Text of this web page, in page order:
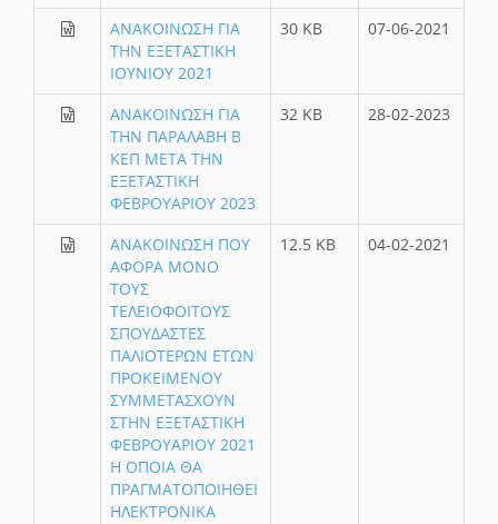
ΑΝΑΚΟΙΝΩΣΗ ΓΙΑ
ΤΗΝ ΕΞΕΤΑΣΤΙΚΗ
ΙΟΥΝΙΟΥ 2021
30 KB 07-06-2021
ΑΝΑΚΟΙΝΩΣΗ ΓΙΑ
ΤΗΝ ΠΑΡΑΛΑΒΗ Β
ΚΕΠ ΜΕΤΑ ΤΗΝ
ΕΞΕΤΑΣΤΙΚΗ
ΦΕΒΡΟΥΑΡΙΟΥ 2023
32 KB 28-02-2023
ΑΝΑΚΟΙΝΩΣΗ ΠΟΥ
ΑΦΟΡΑ ΜΟΝΟ
ΤΟΥΣ
ΤΕΛΕΙΟΦΟΙΤΟΥΣ
ΣΠΟΥΔΑΣΤΕΣ
ΠΑΛΙΟΤΕΡΩΝ ΕΤΩΝ
ΠΡΟΚΕΙΜΕΝΟΥ
ΣΥΜΜΕΤΑΣΧΟΥΝ
ΣΤΗΝ ΕΞΕΤΑΣΤΙΚΗ
ΦΕΒΡΟΥΑΡΙΟΥ 2021
Η ΟΠΟΙΑ ΘΑ
ΠΡΑΓΜΑΤΟΠΟΙΗΘΕΙ
ΗΛΕΚΤΡΟΝΙΚΑ
12.5 KB 04-02-2021